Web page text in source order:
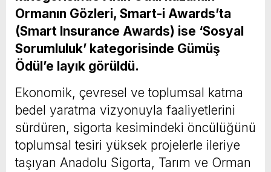
Ormanın Gözleri, Smart-i Awards’ta
(Smart Insurance Awards) ise ‘Sosyal
Sorumluluk’ kategorisinde Gümüş
Ödül’e layık görüldü.
Ekonomik, çevresel ve toplumsal katma
bedel yaratma vizyonuyla faaliyetlerini
sürdüren, sigorta kesimindeki öncülüğünü
toplumsal tesiri yüksek projelerle ileriye
taşıyan Anadolu Sigorta, Tarım ve Orman